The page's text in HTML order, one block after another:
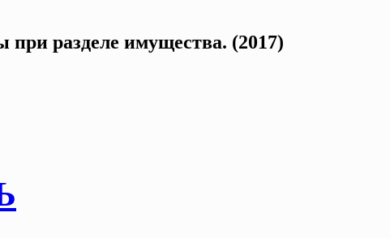
разделе имущества. (2017)